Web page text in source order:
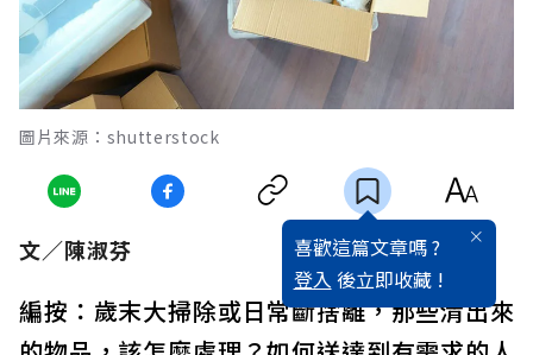
圖片來源：shutterstock
喜歡這篇文章嗎 ?
登入 後立即收藏 !
文／陳淑芬
編按：歲末大掃除或日常斷捨離，那些清出來